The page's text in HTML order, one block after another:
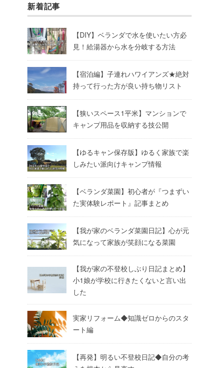
新着記事
【DIY】ベランダで水を使いたい方必
見！給湯器から水を分岐する方法
【宿泊編】子連れハワイアンズ★絶対
持って行った方が良い持ち物リスト
【狭いスペース1平米】マンションで
キャンプ用品を収納する技公開
【ゆるキャン保存版】ゆるく家族で楽
しみたい派向けキャンプ情報
【ベランダ菜園】初心者が『つまずい
た実体験レポート』記事まとめ
【我が家のベランダ菜園日記】心が元
気になって家族が笑顔になる菜園
【我が家の不登校しぶり日記まとめ】
小1娘が学校に行きたくないと言い出
した
実家リフォーム◆知識ゼロからのスタ
ート編
【再発】明るい不登校日記◆自分の考